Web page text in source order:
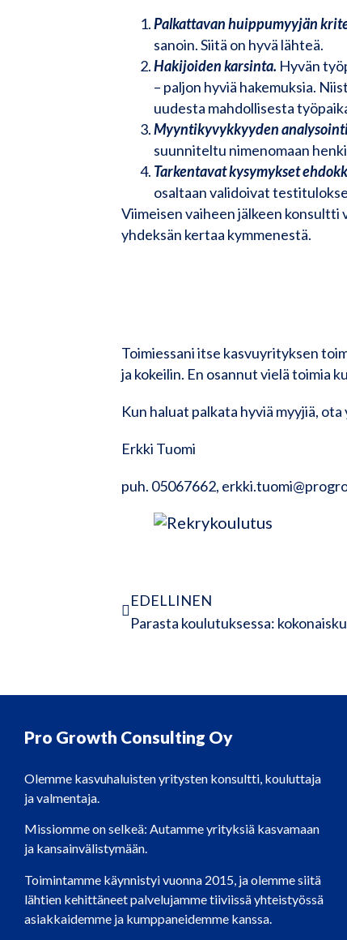
Palkattavan huippumyyjän
sanoin. Siitä on hyvä lähteä.
Hakijoiden karsinta. Hyvän
– paljon hyviä hakemuksia.
uudesta mahdollisesta
Myyntikyvykkyyden
suunniteltu nimenomaan
Tarkentavat kysymykset
osaltaan validoivat
Viimeisen vaiheen jälkeen
yhdeksän kertaa kymmenestä.
Toimiessani itse kasvuyrityksen
ja kokeilin. En osannut vielä toimia
Kun haluat palkata hyviä myyjiä,
Erkki Tuomi
puh. 05067662,
EDELLINEN
Parasta koulutuksessa:
Pro Growth Consulting Oy
Olemme kasvuhaluisten yritysten konsultti, kouluttaja
ja valmentaja.
Missiomme on selkeä: Autamme yrityksiä kasvamaan
ja kansainvälistymään.
Toimintamme käynnistyi vuonna 2015, ja olemme siitä
lähtien kehittäneet palvelujamme tiiviissä yhteistyössä
asiakkaidemme ja kumppaneidemme kanssa.